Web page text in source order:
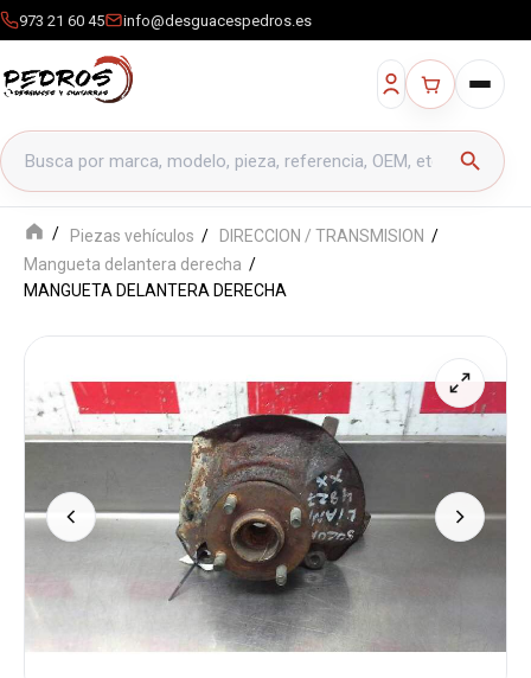
973 21 60 45 info@desguacespedros.es
Buscar productos
search
Piezas vehículos
DIRECCION / TRANSMISION
Mangueta delantera derecha
MANGUETA DELANTERA DERECHA